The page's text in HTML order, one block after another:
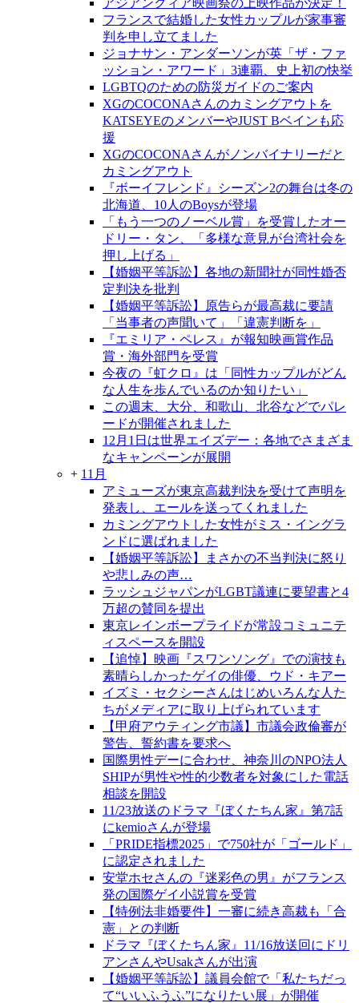
フランスで結婚した女性カップルが家事審
判を申し立てました
ジョナサン・アンダーソンが英「ザ・ファ
ッション・アワード」3連覇、史上初の快挙
LGBTQのための防災ガイドのご案内
XGのCOCONAさんのカミングアウトを
KATSEYEのメンバーやJUST Bベインも応
援
XGのCOCONAさんがノンバイナリーだと
カミングアウト
『ボーイフレンド』シーズン2の舞台は冬の
北海道、10人のBoysが登場
「もう一つのノーベル賞」を受賞したオー
ドリー・タン、「多様な意見が台湾社会を
押し上げる」
【婚姻平等訴訟】各地の新聞社が同性婚否
定判決を批判
【婚姻平等訴訟】原告らが最高裁に要請
「当事者の声聞いて」「違憲判断を」
『エミリア・ペレス』が報知映画賞作品
賞・海外部門を受賞
今夜の『虹クロ』は「同性カップルがどん
な人生を歩んでいるのか知りたい」
この週末、大分、和歌山、北谷などでパレ
ードが開催されました
12月1日は世界エイズデー：各地でさまざま
なキャンペーンが展開
+ 11月
アミューズが東京高裁判決を受けて声明を
発表し、エールを送ってくれました
カミングアウトした女性がミス・イングラ
ンドに選ばれました
【婚姻平等訴訟】まさかの不当判決に怒り
や悲しみの声…
ラッシュジャパンがLGBT議連に要望書と4
万超の賛同を提出
東京レインボープライドが常設コミュニテ
ィスペースを開設
【追悼】映画『スワンソング』での演技も
素晴らしかったゲイの俳優、ウド・キアー
イズミ・セクシーさんはじめいろんな人た
ちがメディアに取り上げられています
【甲府アウティング市議】市議会政倫審が
警告、誓約書を要求へ
国際男性デーに合わせ、神奈川のNPO法人
SHIPが男性や性的少数者を対象にした電話
相談を開設
11/23放送のドラマ『ぼくたちん家』第7話
にkemioさんが登場
「PRIDE指標2025」で750社が「ゴールド」
に認定されました
安堂ホセさんの『迷彩色の男』がフランス
発の国際ゲイ小説賞を受賞
【特例法非婚要件】一審に続き高裁も「合
憲」との判断
ドラマ『ぼくたちん家』11/16放送回にドリ
アンさんやUsakさんが出演
【婚姻平等訴訟】議員会館で「私たちだっ
て“いいふうふ”になりたい展」が開催